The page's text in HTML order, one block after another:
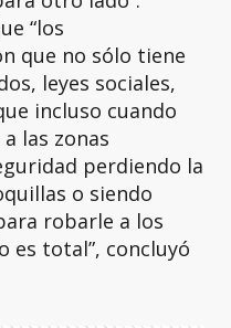
“los
que no sólo tiene
leyes sociales,
incluso cuando
las zonas
perdiendo la
o siendo
robarle a los
es total”, concluyó